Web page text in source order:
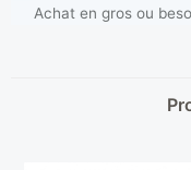
Achat en gros ou